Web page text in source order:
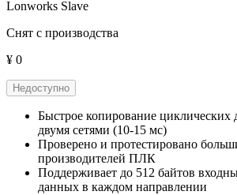
Lonworks Slave
Снят с производства
¥ 0
Недоступно
Быстрое копирование
двумя сетями (10-15 мс)
Проверено и протестировано
производителей ПЛК
Поддерживает до 512 байтов
данных в каждом направлении